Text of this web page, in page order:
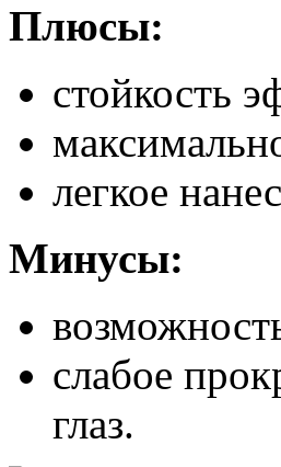
Плюсы:
стойкость
легкое
Минусы:
слабое
глаз.